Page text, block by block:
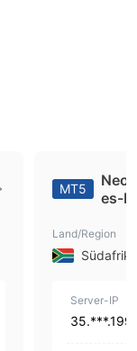
MT5
es-
Land/Region
Südafrika
Server-IP
35.***.199